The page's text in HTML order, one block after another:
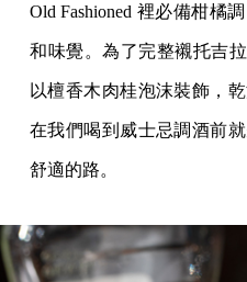
Old Fashioned 裡必備柑橘
和味覺。為了完整襯托吉
以檀香木肉桂泡沫裝飾，
在我們喝到威士忌調酒前
舒適的路。